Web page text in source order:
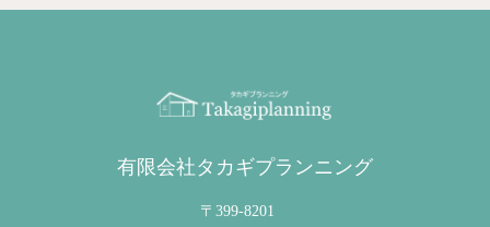
有限会社タカギプランニング
〒399-8201